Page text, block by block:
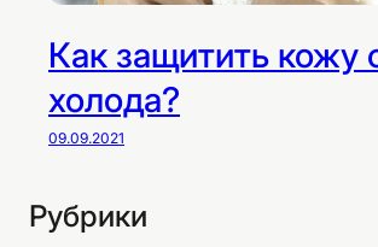
Как защитить кожу
холода?
09.09.2021
Рубрики